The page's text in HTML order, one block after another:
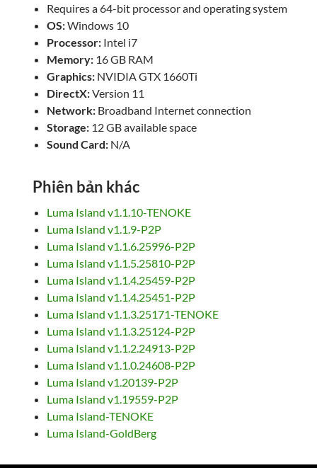
Requires a 64-bit processor and operating system
OS:Windows 10
Processor: Intel i7
Memory: 16 GB RAM
Graphics: NVIDIA GTX 1660Ti
DirectX:Version 11
Network: Broadband Internet connection
Storage: 12 GB available space
Sound Card: N/A
Phiên bản khác
Luma Island v1.1.10-TENOKE
Luma Island v1.1.9-P2P
Luma Island v1.1.6.25996-P2P
Luma Island v1.1.5.25810-P2P
Luma Island v1.1.4.25459-P2P
Luma Island v1.1.4.25451-P2P
Luma Island v1.1.3.25171-TENOKE
Luma Island v1.1.3.25124-P2P
Luma Island v1.1.2.24913-P2P
Luma Island v1.1.0.24608-P2P
Luma Island v1.20139-P2P
Luma Island v1.19559-P2P
Luma Island-TENOKE
Luma Island-GoldBerg